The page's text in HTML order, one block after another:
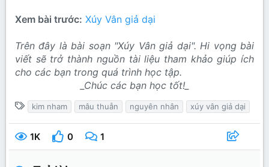
Xem bài trước: Xúy Vân giả dại
Trên đây là bài soạn "Xúy Vân giả dại". Hi vọng bài
viết sẽ trở thành nguồn tài liệu tham khảo giúp ích
cho các bạn trong quá trình học tập.
_Chúc các bạn học tốt!_
T
k
kim nham mâu thuẫn nguyên nhân xúy vân giả dại
1K 0 1